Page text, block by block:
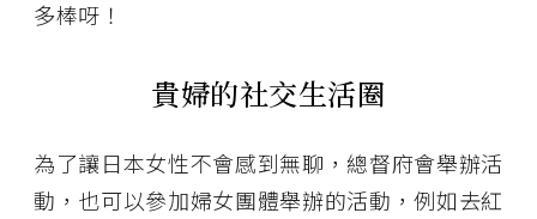
多棒呀！
貴婦的社交生活圈
為了讓日本女性不會感到無聊，總督府會舉辦活
動，也可以參加婦女團體舉辦的活動，例如去紅